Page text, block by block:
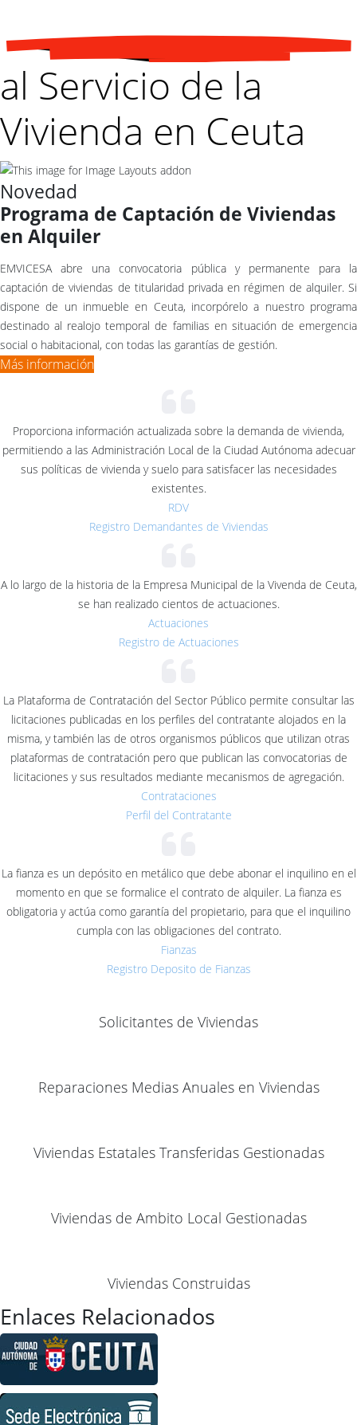
al Servicio de la
Vivienda en Ceuta
Novedad
Programa de Captación de Viviendas
en Alquiler
EMVICESA abre una convocatoria pública y permanente para la
captación de viviendas de titularidad privada en régimen de alquiler. Si
dispone de un inmueble en Ceuta, incorpórelo a nuestro programa
destinado al realojo temporal de familias en situación de emergencia
social o habitacional, con todas las garantías de gestión.
Más información
Proporciona información actualizada sobre la demanda de vivienda,
permitiendo a las Administración Local de la Ciudad Autónoma adecuar
sus políticas de vivienda y suelo para satisfacer las necesidades
existentes.
RDV
Registro Demandantes de Viviendas
A lo largo de la historia de la Empresa Municipal de la Vivenda de Ceuta,
se han realizado cientos de actuaciones.
Actuaciones
Registro de Actuaciones
La Plataforma de Contratación del Sector Público permite consultar las
licitaciones publicadas en los perfiles del contratante alojados en la
misma, y también las de otros organismos públicos que utilizan otras
plataformas de contratación pero que publican las convocatorias de
licitaciones y sus resultados mediante mecanismos de agregación.
Contrataciones
Perfil del Contratante
La fianza es un depósito en metálico que debe abonar el inquilino en el
momento en que se formalice el contrato de alquiler. La fianza es
obligatoria y actúa como garantía del propietario, para que el inquilino
cumpla con las obligaciones del contrato.
Fianzas
Registro Deposito de Fianzas
Solicitantes de Viviendas
Reparaciones Medias Anuales en Viviendas
Viviendas Estatales Transferidas Gestionadas
Viviendas de Ambito Local Gestionadas
Viviendas Construidas
Enlaces Relacionados